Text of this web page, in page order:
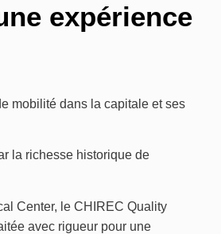
expérience
mobilité dans la capitale et ses
la richesse historique de
Center, le CHIREC Quality
avec rigueur pour une